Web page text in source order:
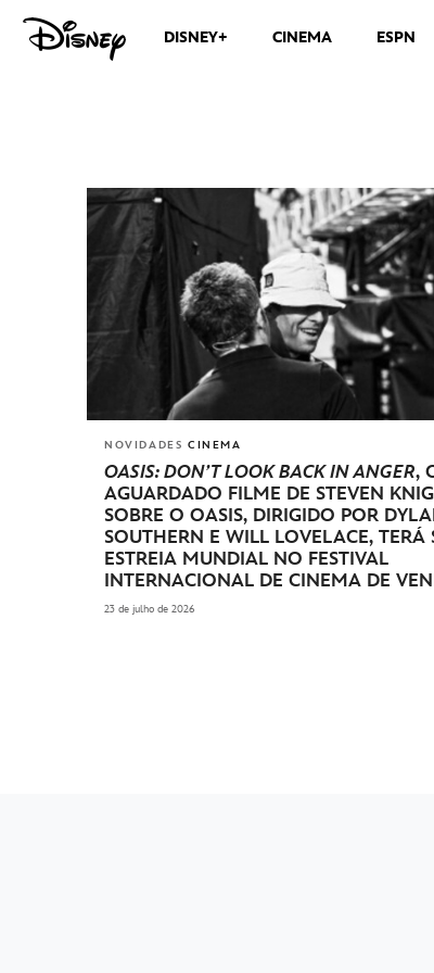
DISNEY+ CINEMA ESPN
NOVIDADES CINEMA
OASIS: DON’T LOOK BACK IN ANGER,
AGUARDADO FILME DE STEVEN
SOBRE O OASIS, DIRIGIDO POR
SOUTHERN E WILL LOVELACE, TERÁ
ESTREIA MUNDIAL NO FESTIVAL
INTERNACIONAL DE CINEMA DE
23 de julho de 2026